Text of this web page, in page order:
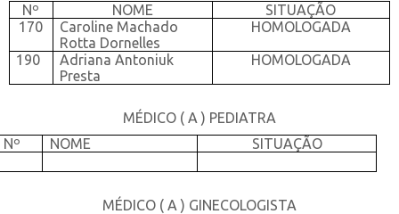
Nº
NOME
SITUAÇÃO
170
Caroline Machado
Rotta Dornelles
HOMOLOGADA
190
Adriana Antoniuk
Presta
HOMOLOGADA
MÉDICO ( A ) PEDIATRA
Nº
NOME SITUAÇÃO
MÉDICO ( A ) GINECOLOGISTA